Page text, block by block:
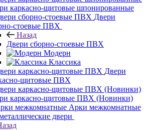
каркасно-щитовые шпонированные
Двери
стоевые ПВХ
Назад
Двери сборно-стоевые ПВХ
Модерн
Классика
Двери
щитовые ПВХ
каркасно-щитовые ПВХ (Новинки)
Арки межкомнатные
двери